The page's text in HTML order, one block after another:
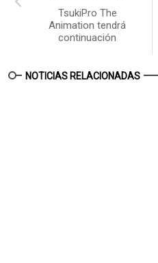
TsukiPro The
Animation tendrá
continuación
NOTICIAS RELACIONADAS